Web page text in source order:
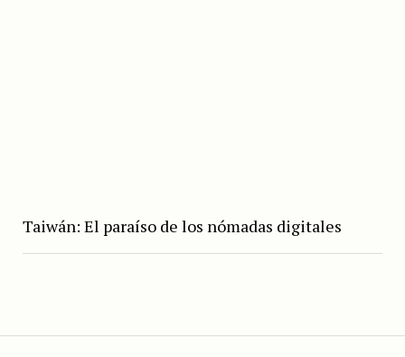
Taiwán: El paraíso de los nómadas digitales